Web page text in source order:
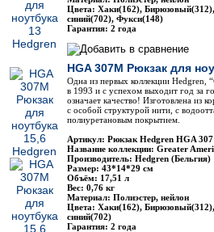
Цвета: Хаки(162),
синий(702), Фукси(148)
Гарантия: 2 года
HGA 307M Рюкзак для
Одна из первых коллекции Hedgren,
в 1993 и с успехом выходит год за
означает качество! Изготовлена из
с особой структурой нити, с
полиуретановым покрытием.
Артикул: Рюкзак Hedgren HGA
Название коллекции: Greater
Производитель: Hedgren (Бельгия)
Размер: 43*14*29 см
Объём: 17,51 л
Вес: 0,76 кг
Материал: Полиэстер, нейлон
Цвета: Хаки(162),
синий(702)
Гарантия: 2 года